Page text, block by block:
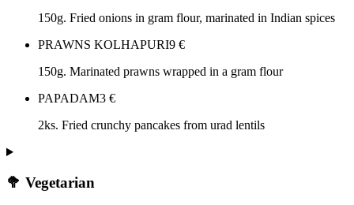
150g. Fried onions in gram flour, marinated in Indian spices
PRAWNS KOLHAPURI9 €
150g. Marinated prawns wrapped in a gram flour
PAPADAM3 €
2ks. Fried crunchy pancakes from urad lentils
🥦 Vegetarian